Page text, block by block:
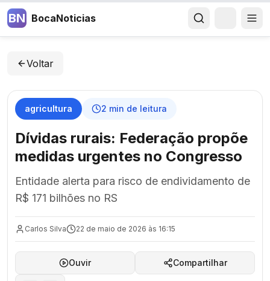
BN BocaNoticias
Voltar
agricultura 2 min de leitura
Dívidas rurais: Federação propõe
medidas urgentes no Congresso
Entidade alerta para risco de endividamento de
R$ 171 bilhões no RS
Carlos Silva 22 de maio de 2026 às 16:15
Ouvir Compartilhar